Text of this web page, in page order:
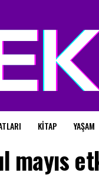
KITAP YAŞAM
mayıs